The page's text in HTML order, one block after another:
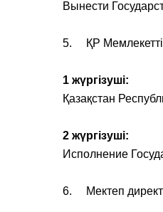
Вынести
5. ҚР
1 жүргізуші:
Қазақстан
2 жүргізуші:
Исполнение
6. Мектеп